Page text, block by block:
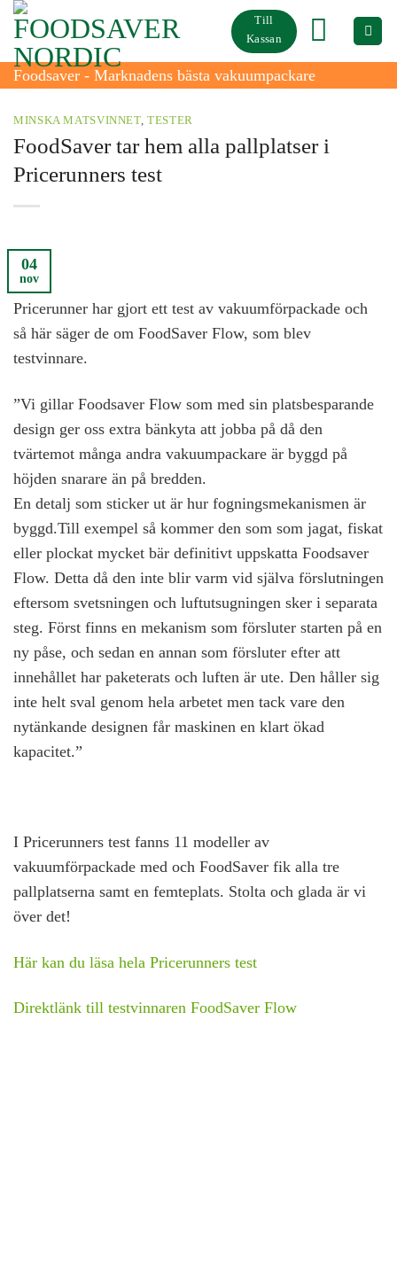
Skip
content
Till
Kassan
Foodsaver - Marknadens bästa vakuumpackare
MINSKA MATSVINNET, TESTER
FoodSaver tar hem alla pallplatser i
Pricerunners test
04
nov
Pricerunner har gjort ett test av vakuumförpackade och
så här säger de om FoodSaver Flow, som blev
testvinnare.
”Vi gillar Foodsaver Flow som med sin platsbesparande
design ger oss extra bänkyta att jobba på då den
tvärtemot många andra vakuumpackare är byggd på
höjden snarare än på bredden.
En detalj som sticker ut är hur fogningsmekanismen är
byggd.Till exempel så kommer den som som jagat, fiskat
eller plockat mycket bär definitivt uppskatta Foodsaver
Flow. Detta då den inte blir varm vid själva förslutningen
eftersom svetsningen och luftutsugningen sker i separata
steg. Först finns en mekanism som försluter starten på en
ny påse, och sedan en annan som försluter efter att
innehållet har paketerats och luften är ute. Den håller sig
inte helt sval genom hela arbetet men tack vare den
nytänkande designen får maskinen en klart ökad
kapacitet.”
I Pricerunners test fanns 11 modeller av
vakuumförpackade med och FoodSaver fik alla tre
pallplatserna samt en femteplats. Stolta och glada är vi
över det!
Här kan du läsa hela Pricerunners test
Direktlänk till testvinnaren FoodSaver Flow